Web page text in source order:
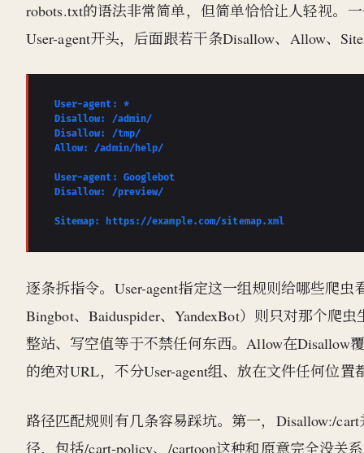
robots.txt的语法非常简单，但简单恰恰让人轻视。
User-agent开头，后面跟若干条Disallow、Allow、
User-agent: *
Disallow: /admin/
Disallow: /tmp/
Allow: /admin/help/
User-agent: Googlebot
Disallow: /preview/
Sitemap: https://example.com/sitemap.xml
逐条拆指令。User-agent指定这一组规则给哪些爬
Bingbot、Baiduspider、YandexBot）则只对那个爬
整站、写空值等于不禁任何东西。Allow在Disallow
的绝对URL，不分User-agent组、放在文件任何位
路径匹配规则有几条容易踩坑。第一，Disallow:/
径，包括/cart-policy、/cartoon这种和原意完全没关